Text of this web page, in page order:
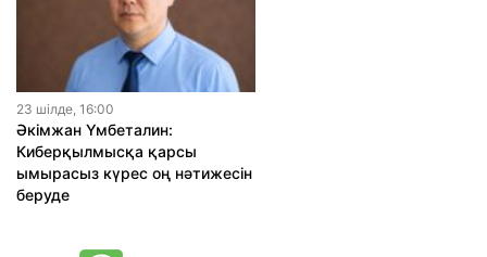
23 шiлде, 16:00
Әкімжан Үмбеталин:
Киберқылмысқа қарсы
ымырасыз күрес оң нәтижесін
беруде